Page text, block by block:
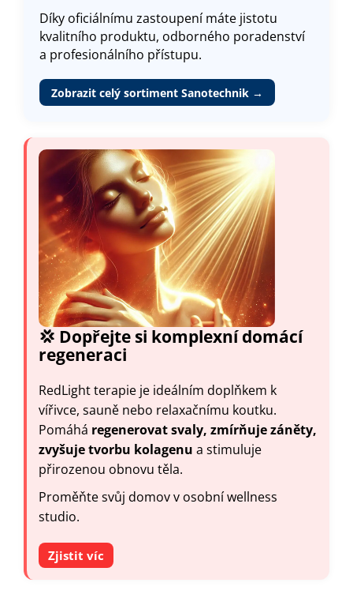
Díky oficiálnímu zastoupení máte jistotu
kvalitního produktu, odborného poradenství
a profesionálního přístupu.
Zobrazit celý sortiment Sanotechnik →
💢 Dopřejte si komplexní domácí
regeneraci
RedLight terapie je ideálním doplňkem k
vířivce, sauně nebo relaxačnímu koutku.
Pomáhá regenerovat svaly, zmírňuje záněty,
zvyšuje tvorbu kolagenu a stimuluje
přirozenou obnovu těla.
Proměňte svůj domov v osobní wellness
studio.
Zjistit víc